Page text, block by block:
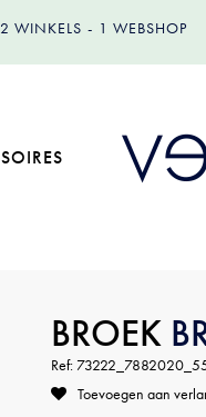
2 WINKELS 1 WEBSHOP
BROEK
Ref:
Toevoegen aan